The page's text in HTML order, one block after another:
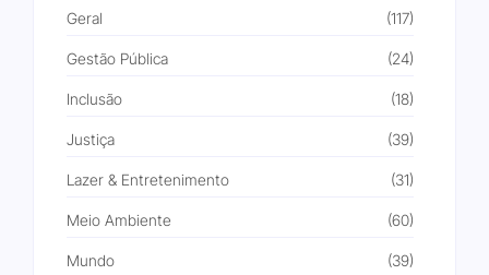
Geral (117)
Gestão Pública (24)
Inclusão (18)
Justiça (39)
Lazer & Entretenimento (31)
Meio Ambiente (60)
Mundo (39)